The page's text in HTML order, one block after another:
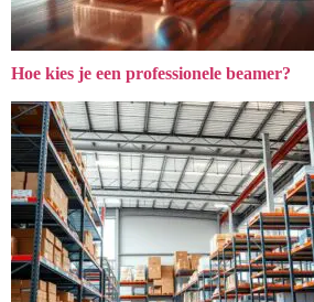
Hoe kies je een professionele beamer?